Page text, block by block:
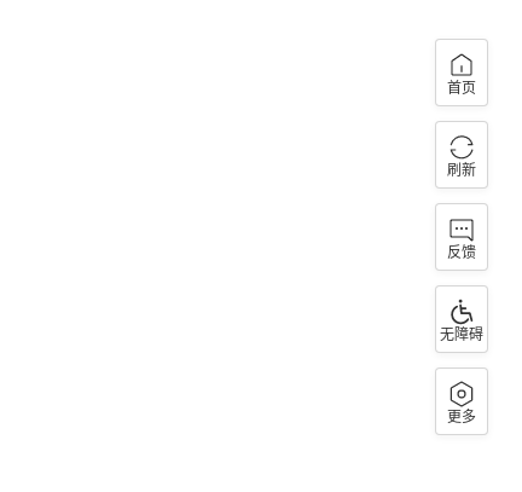
首页
刷新
反馈
无障碍
更多